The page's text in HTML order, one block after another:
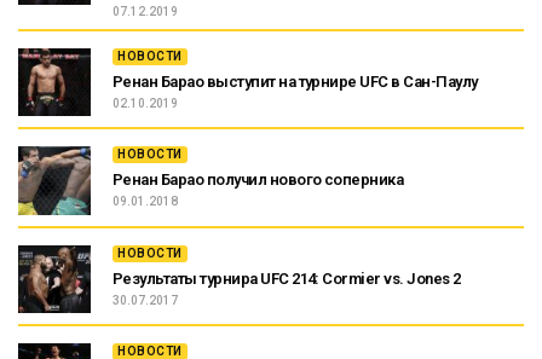
07.12.2019
НОВОСТИ
Ренан Барао выступит на турнире UFC в Сан-Паулу
02.10.2019
НОВОСТИ
Ренан Барао получил нового соперника
09.01.2018
НОВОСТИ
Результаты турнира UFC 214: Cormier vs. Jones 2
30.07.2017
НОВОСТИ